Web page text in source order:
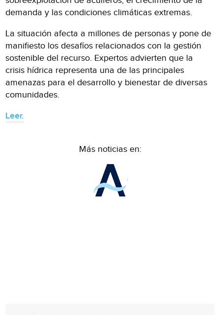
demanda y las condiciones climáticas extremas.
La situación afecta a millones de personas y pone de
manifiesto los desafíos relacionados con la gestión
sostenible del recurso. Expertos advierten que la
crisis hídrica representa una de las principales
amenazas para el desarrollo y bienestar de diversas
comunidades.
Leer.
Más noticias en: